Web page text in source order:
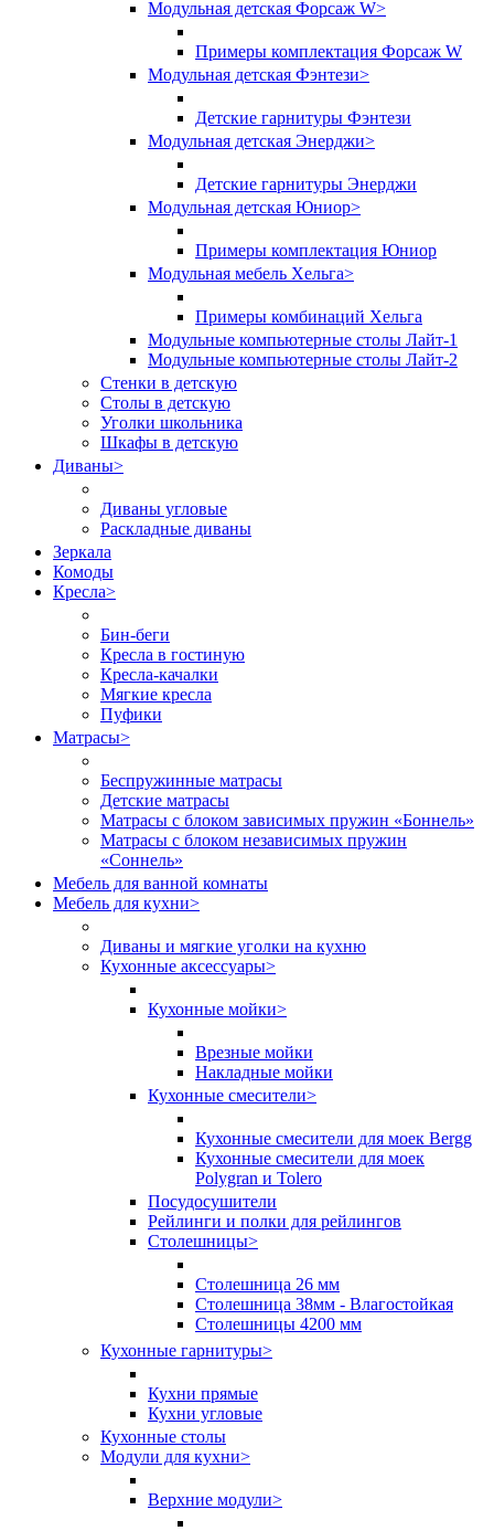
Модульная детская Форсаж W>
Примеры комплектация Форсаж W
Модульная детская Фэнтези>
Детские гарнитуры Фэнтези
Модульная детская Энерджи>
Детские гарнитуры Энерджи
Модульная детская Юниор>
Примеры комплектация Юниор
Модульная мебель Хельга>
Примеры комбинаций Хельга
Модульные компьютерные столы Лайт-1
Модульные компьютерные столы Лайт-2
Стенки в детскую
Столы в детскую
Уголки школьника
Шкафы в детскую
Диваны>
Диваны угловые
Раскладные диваны
Зеркала
Комоды
Кресла>
Бин-беги
Кресла в гостиную
Кресла-качалки
Мягкие кресла
Пуфики
Матрасы>
Беспружинные матрасы
Детские матрасы
Матрасы с блоком зависимых пружин «Боннель»
Матрасы с блоком независимых пружин
«Соннель»
Мебель для ванной комнаты
Мебель для кухни>
Диваны и мягкие уголки на кухню
Кухонные аксессуары>
Кухонные мойки>
Врезные мойки
Накладные мойки
Кухонные смесители>
Кухонные смесители для моек Bergg
Кухонные смесители для моек
Polygran и Tolero
Посудосушители
Рейлинги и полки для рейлингов
Столешницы>
Столешница 26 мм
Столешница 38мм - Влагостойкая
Столешницы 4200 мм
Кухонные гарнитуры>
Кухни прямые
Кухни угловые
Кухонные столы
Модули для кухни>
Верхние модули>